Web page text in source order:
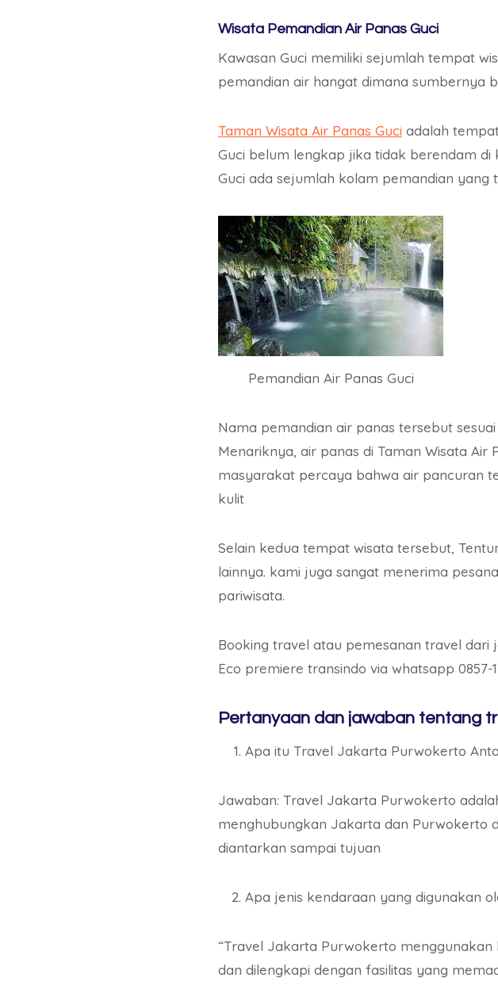
Wisata Pemandian Air Panas Guci
Kawasan Guci memiliki sejumlah tempat
pemandian air hangat dimana sumbernya
Taman Wisata Air Panas Guci adalah
Guci belum lengkap jika tidak berendam di
Guci ada sejumlah kolam pemandian yang
Pemandian Air Panas Guci
Nama pemandian air panas tersebut
Menariknya, air panas di Taman Wisata Air
masyarakat percaya bahwa air pancuran
kulit
Selain kedua tempat wisata tersebut,
lainnya. kami juga sangat menerima
pariwisata.
Booking travel atau pemesanan travel
Eco premiere transindo via whatsapp 0857-
Pertanyaan dan jawaban tentang
Apa itu Travel Jakarta Purwokerto
Jawaban: Travel Jakarta Purwokerto
menghubungkan Jakarta dan Purwokerto
diantarkan sampai tujuan
Apa jenis kendaraan yang digunakan
“Travel Jakarta Purwokerto
dan dilengkapi dengan fasilitas yang